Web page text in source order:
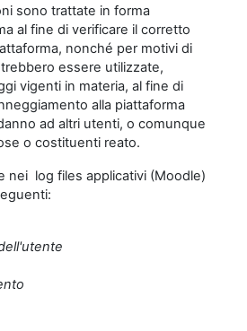
sono trattate in forma
al fine di verificare il corretto
nonché per motivi di
essere utilizzate,
vigenti in materia, al fine di
alla piattaforma
ad altri utenti, o comunque
o costituenti reato.
nei log files applicativi (Moodle)